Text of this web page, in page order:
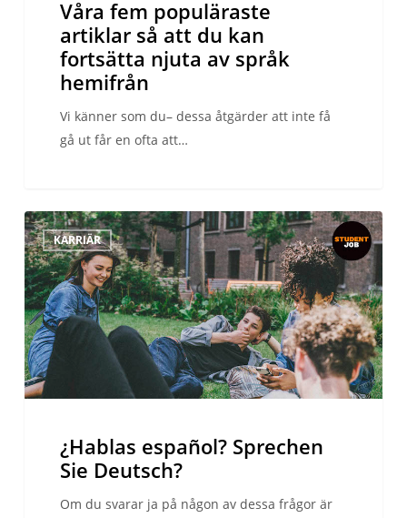
hemifrånVåra fem populäraste
artiklar så att du kan
fortsätta njuta av språk
hemifrån
Vi känner som du– dessa åtgärder att inte få
gå ut får en ofta att…
¿Hablas
español?
Sprechen
Sie
Deutsch?
KARRIÄR
¿Hablas español? Sprechen
Sie Deutsch?
Om du svarar ja på någon av dessa frågor är